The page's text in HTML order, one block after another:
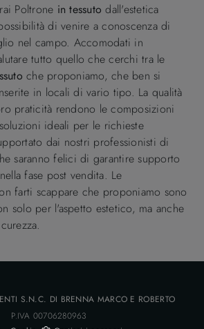
Poltrone in tessuto dall'estetica
di venire a conoscenza di
nel campo. Accomodati in
tutto quello che cerchi tra le
che proponiamo, che ben si
in locali di vario tipo. La qualità
praticità rendono le composizioni
ideali per le richieste
dai nostri professionisti di
saranno felici di garantire supporto
fase post vendita. Le
farti scappare che proponiamo sono
solo per l'aspetto estetico, ma anche
S.N.C. DI BRENNA MARCO E ROBERTO
P.IVA 00706280963